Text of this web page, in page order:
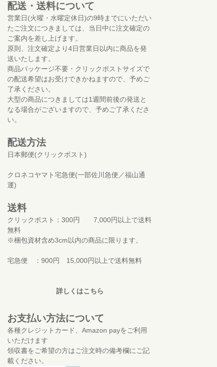
配送・送料について
営業日(火曜・水曜定休日)の9時までにいただい
たご注文につきましては、当日中に注文確定の
ご案内を差し上げます。
原則、注文確定より4日営業日以内に商品を発
送いたします。
商品パッケージ不要・クリックポストサイズで
の配送希望はお受けできかねますので、予めご
了承ください。
大型の商品につきましては1週間前後の発送と
なる場合がございますので、予めご了承くださ
い。
配送方法
日本郵便(クリックポスト)
クロネコヤマト宅急便(一部佐川急便／福山通
運)
送料
クリックポスト：300円 7,000円以上で送料
無料
※梱包資材含め3cm以内の商品に限ります。
宅急便 ：900円 15,000円以上で送料無料
詳しくはこちら
お支払い方法について
各種クレジットカード、Amazon payをご利用
いただけます
領収書をご希望の方はご注文時の備考欄にご記
載ください。